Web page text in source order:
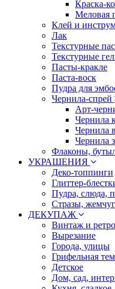
Краска-
Меловая
Клей и
Лак
Текстурные
Текстурные
Пасты-кракле
Паста-воск
Пудра для
Чернила-спрей
Арт-
Чернила
Чернила
Чернила
Флаконы,
УКРАШЕНИЯ
Деко-топпинги
Глиттер-
Пудра, слюда,
Стразы, жемчуг
ДЕКУПАЖ
Винтаж и ретро
Вырезание
Города, улицы
Грифельная
Детское
Дом, сад,